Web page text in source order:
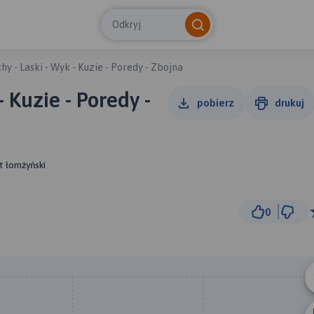
Odkryj
- Laski - Wyk - Kuzie - Poredy - Zbojna
Kuzie - Poredy -
pobierz drukuj
łomżyński
0